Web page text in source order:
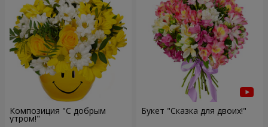
Композиция "С добрым
утром!"
Букет "Сказка для двоих!"